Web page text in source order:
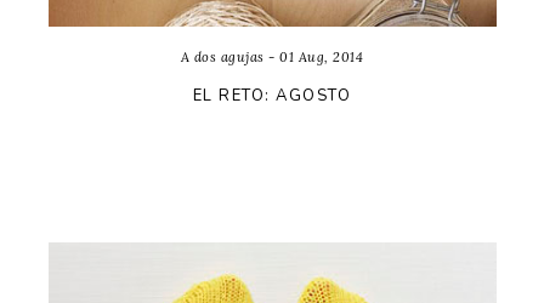
A dos agujas - 01 Aug, 2014
EL RETO: AGOSTO